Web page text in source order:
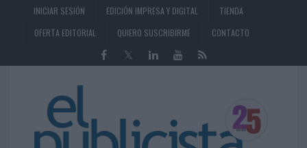
INICIAR SESIÓN EDICIÓN IMPRESA Y DIGITAL
TIENDA
OFERTA EDITORIAL
QUIERO SUSCRIBIRME CONTACTO